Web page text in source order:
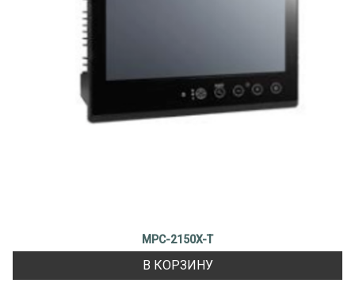
MPC-2150X-T
В КОРЗИНУ